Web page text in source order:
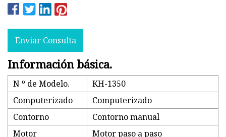
Enviar Consulta
Información básica.
N º de Modelo.
KH-1350
Computerizado
Computerizado
Contorno
Contorno manual
Motor
Motor paso a paso